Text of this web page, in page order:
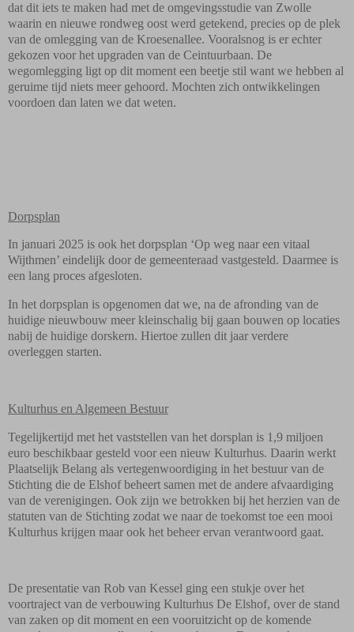
dat dit iets te maken had met de omgevingsstudie van Zwolle
waarin en nieuwe rondweg oost werd getekend, precies op de plek
van de omlegging van de Kroesenallee. Vooralsnog is er echter
gekozen voor het upgraden van de Ceintuurbaan. De
wegomlegging ligt op dit moment een beetje stil want we hebben al
geruime tijd niets meer gehoord. Mochten zich ontwikkelingen
voordoen dan laten we dat weten.
Dorpsplan
In januari 2025 is ook het dorpsplan ‘Op weg naar een vitaal
Wijthmen’ eindelijk door de gemeenteraad vastgesteld. Daarmee is
een lang proces afgesloten.
In het dorpsplan is opgenomen dat we, na de afronding van de
huidige nieuwbouw meer kleinschalig bij gaan bouwen op locaties
nabij de huidige dorskern. Hiertoe zullen dit jaar verdere
overleggen starten.
Kulturhus en Algemeen Bestuur
Tegelijkertijd met het vaststellen van het dorsplan is 1,9 miljoen
euro beschikbaar gesteld voor een nieuw Kulturhus. Daarin werkt
Plaatselijk Belang als vertegenwoordiging in het bestuur van de
Stichting die de Elshof beheert samen met de andere afvaardiging
van de verenigingen. Ook zijn we betrokken bij het herzien van de
statuten van de Stichting zodat we naar de toekomst toe een mooi
Kulturhus krijgen maar ook het beheer ervan verantwoord gaat.
De presentatie van Rob van Kessel ging een stukje over het
voortraject van de verbouwing Kulturhus De Elshof, over de stand
van zaken op dit moment en een vooruitzicht op de komende